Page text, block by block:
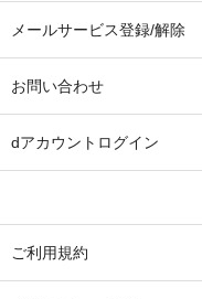
メールサービス登録/解除
お問い合わせ
dアカウントログイン
ご利用規約